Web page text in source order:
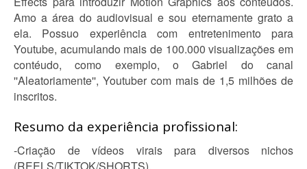
Amo a área do audiovisual e sou eternamente grato a
ela. Possuo experiência com entretenimento para
Youtube, acumulando mais de 100.000 visualizações em
contéudo, como exemplo, o Gabriel do canal
''Aleatoriamente'', Youtuber com mais de 1,5 milhões de
inscritos.
Resumo da experiência profissional:
-Criação de vídeos virais para diversos nichos